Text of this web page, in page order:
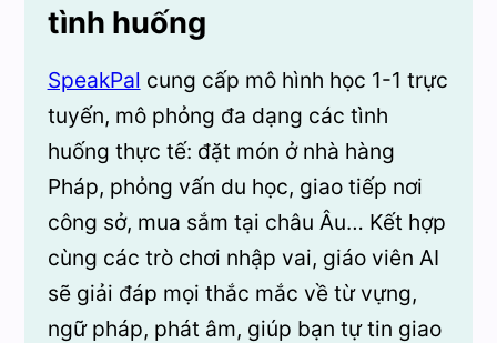
tình huống
SpeakPal cung cấp mô hình học 1-1 trực
tuyến, mô phỏng đa dạng các tình
huống thực tế: đặt món ở nhà hàng
Pháp, phỏng vấn du học, giao tiếp nơi
công sở, mua sắm tại châu Âu… Kết hợp
cùng các trò chơi nhập vai, giáo viên AI
sẽ giải đáp mọi thắc mắc về từ vựng,
ngữ pháp, phát âm, giúp bạn tự tin giao